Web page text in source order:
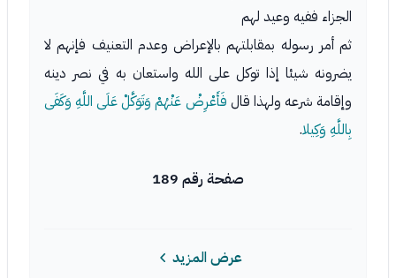
الجزاء ففيه وعيد لهم
ثم أمر رسوله بمقابلتهم بالإعراض وعدم التعنيف فإنهم لا
يضرونه شيئا إذا توكل على الله واستعان به في نصر دينه
وإقامة شرعه ولهذا قال فَأَعْرِضْ عَنْهُمْ وَتَوَكَّلْ عَلَى اللَّهِ وَكَفَى
بِاللَّهِ وَكِيلا.
صفحة رقم 189
عرض المزيد